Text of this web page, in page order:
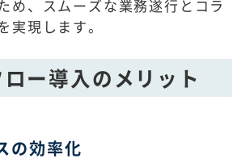
め、スムーズな業務遂行とコラ
実現します。
ー導入のメリット
の効率化